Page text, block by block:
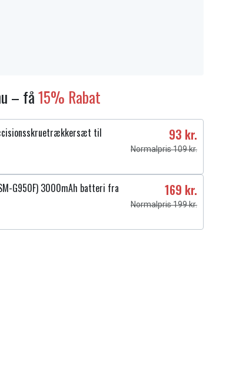
– få15% Rabat
til
93 kr.
Normalpris 109 kr.
G950F) 3000mAh batteri fra
169 kr.
Normalpris 199 kr.